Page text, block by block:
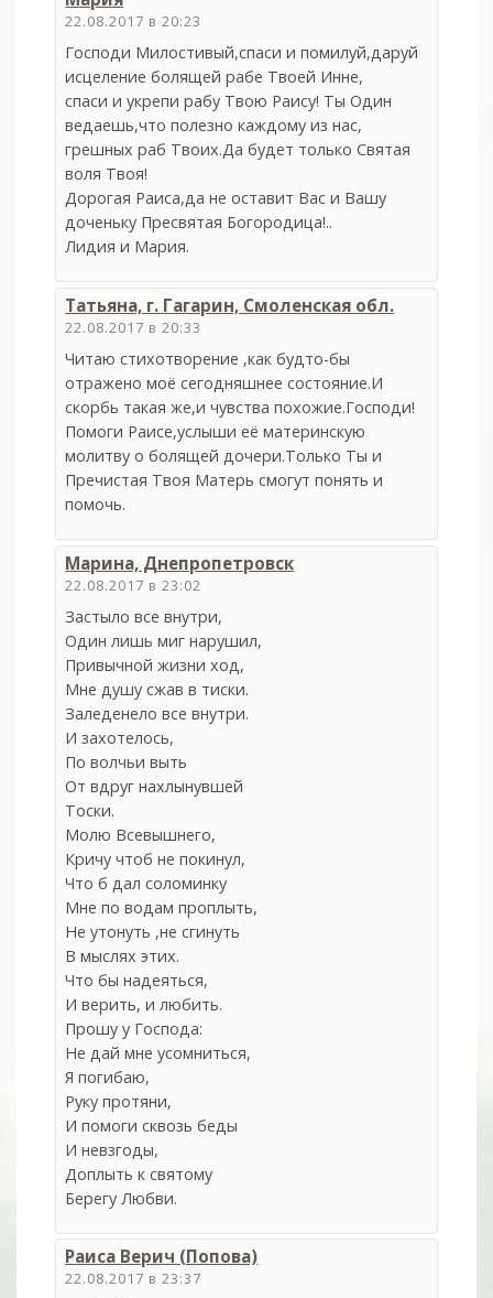
22.08.2017 в 20:23
Господи Милостивый,спаси и помилуй,даруй
исцеление болящей рабе Твоей Инне,
спаси и укрепи рабу Твою Раису! Ты Один
ведаешь,что полезно каждому из нас,
грешных раб Твоих.Да будет только Святая
воля Твоя!
Дорогая Раиса,да не оставит Вас и Вашу
доченьку Пресвятая Богородица!..
Лидия и Мария.
Татьяна, г. Гагарин, Смоленская обл.
22.08.2017 в 20:33
Читаю стихотворение ,как будто-бы
отражено моё сегодняшнее состояние.И
скорбь такая же,и чувства похожие.Господи!
Помоги Раисе,услыши её материнскую
молитву о болящей дочери.Только Ты и
Пречистая Твоя Матерь смогут понять и
помочь.
Марина, Днепропетровск
22.08.2017 в 23:02
Застыло все внутри,
Один лишь миг нарушил,
Привычной жизни ход,
Мне душу сжав в тиски.
Заледенело все внутри.
И захотелось,
По волчьи выть
От вдруг нахлынувшей
Тоски.
Молю Всевышнего,
Кричу чтоб не покинул,
Что б дал соломинку
Мне по водам проплыть,
Не утонуть ,не сгинуть
В мыслях этих.
Что бы надеяться,
И верить, и любить.
Прошу у Господа:
Не дай мне усомниться,
Я погибаю,
Руку протяни,
И помоги сквозь беды
И невзгоды,
Доплыть к святому
Берегу Любви.
Раиса Верич (Попова)
22.08.2017 в 23:37